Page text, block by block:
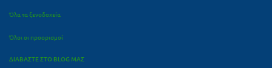
Κόνιτσα
Κόρινθος
Κορώνη
Όλα τα ξενοδοχεία
Όλοι οι προορισμοί
ΔΙΑΒΑΣΤΕ ΣΤΟ BLOG ΜΑΣ